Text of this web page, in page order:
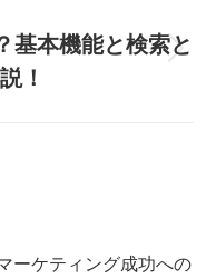
基本機能と検索と
！
ーケティング成功への